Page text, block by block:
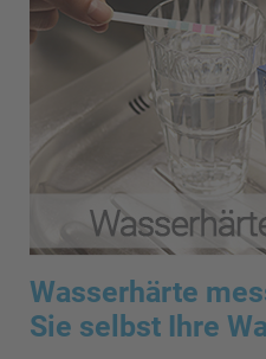
Wasserhärte
Sie selbst Ihre